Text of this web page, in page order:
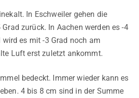
In Eschweiler gehen die
zurück. In Aachen werden es -4
wird es mit -3 Grad noch am
Luft erst zuletzt ankommt.
bedeckt. Immer wieder kann es
4 bis 8 cm sind in der Summe